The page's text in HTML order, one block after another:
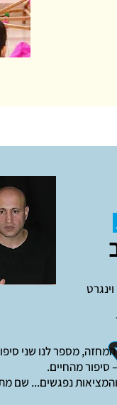
מספר לנו שני
מהחיים.
נפגשים... שם